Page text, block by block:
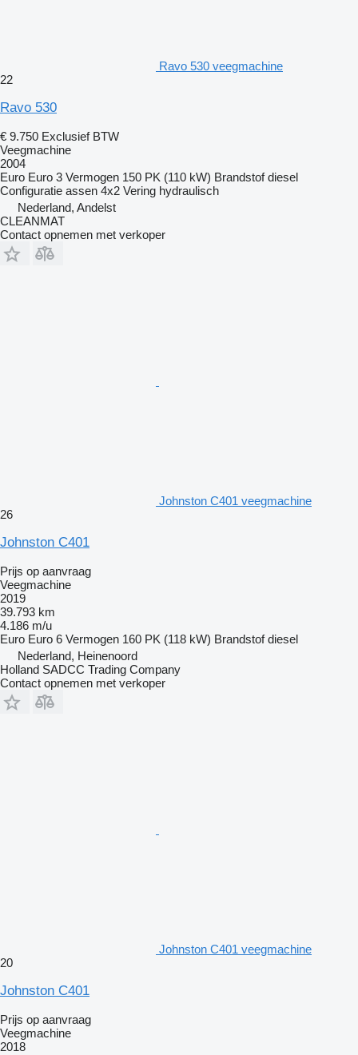
Ravo 530 veegmachine
22
Ravo 530
€ 9.750 Exclusief BTW
Veegmachine
2004
Euro Euro 3 Vermogen 150 PK (110 kW) Brandstof diesel
Configuratie assen 4x2 Vering hydraulisch
Nederland, Andelst
CLEANMAT
Contact opnemen met verkoper
Johnston C401 veegmachine
26
Johnston C401
Prijs op aanvraag
Veegmachine
2019
39.793 km
4.186 m/u
Euro Euro 6 Vermogen 160 PK (118 kW) Brandstof diesel
Nederland, Heinenoord
Holland SADCC Trading Company
Contact opnemen met verkoper
Johnston C401 veegmachine
20
Johnston C401
Prijs op aanvraag
Veegmachine
2018